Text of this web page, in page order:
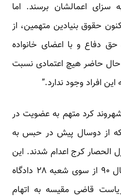
سزای اعمالشان برسند. اما
حقوق بنیادین متهمین، از
دفاع و با اعضای خانواده
حاضر هیچ اعتمادی نسبت
افراد وجود ندارد.”
کرد متهم به عضویت در
که از دوسال پیش در حبس به
الحصار کرج اعدام شدند. این
افراد همگی در تیرماه سال ۹۰ از سوی شعبه‌ ۲۸ دادگاه
قاضی مقیسه به اتهام